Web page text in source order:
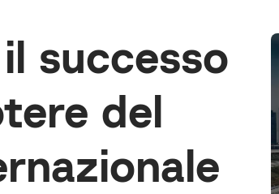
successo
del